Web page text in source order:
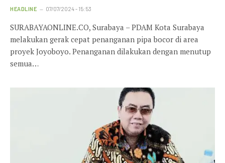
HEADLINE 07/07/2024 - 15:53
SURABAYAONLINE.CO, Surabaya – PDAM Kota Surabaya
melakukan gerak cepat penanganan pipa bocor di area
proyek Joyoboyo. Penanganan dilakukan dengan menutup
semua…